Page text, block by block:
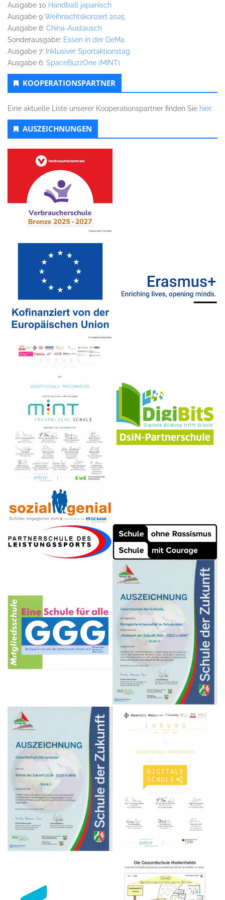
Ausgabe 10 Handball japanisch
Ausgabe 9 Weihnachtskonzert 2025
Ausgabe 8: China-Austausch
Sonderausgabe: Essen in der GeMa
Ausgabe 7: Inklusiver Sportaktionstag
Ausgabe 6: SpaceBuzzOne (MINT)
KOOPERATIONSPARTNER
Eine aktuelle Liste unserer Kooperationspartner finden Sie hier.
AUSZEICHNUNGEN